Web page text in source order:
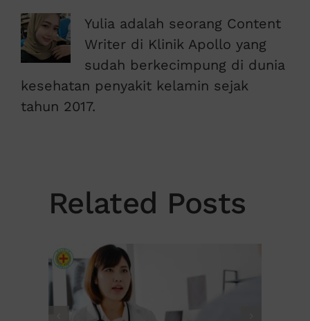
Yulia adalah seorang Content
Writer di Klinik Apollo yang
sudah berkecimpung di dunia
kesehatan penyakit kelamin sejak
tahun 2017.
Related Posts